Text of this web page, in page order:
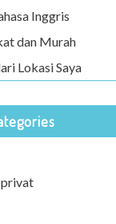
Inggris
dan Murah
Lokasi Saya